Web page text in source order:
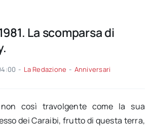
La scomparsa di
- La Redazione - Anniversari
non così travolgente come la sua
dei Caraibi, frutto di questa terra,